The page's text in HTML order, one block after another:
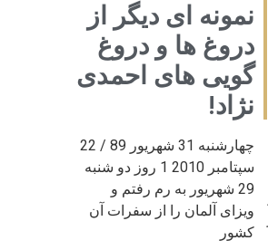
نمونه ای دیگر از
دروغ ها و دروغ
گویی های احمدی
نژاد!
چهارشنبه 31 شهریور 89 / 22
سپتامبر 2010 1 روز دو شنبه
29 شهریور به رم رفتم و
ویزای آلمان را از سفرات آن
کشور